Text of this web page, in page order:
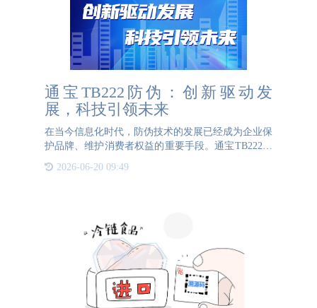
通宝TB222防伪：创新驱动发
展，科技引领未来
在当今信息化时代，防伪技术的发展已经成为企业保
护品牌、维护消费者权益的重要手段。通宝TB222防
驱动发展，科技引领未来”的理念，致力于为客户提
2026-06-20 09:49